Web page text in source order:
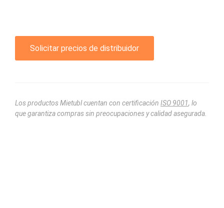
Solicitar precios de distribuidor
Los productos Mietubl cuentan con certificación ISO 9001, lo
que garantiza compras sin preocupaciones y calidad asegurada.